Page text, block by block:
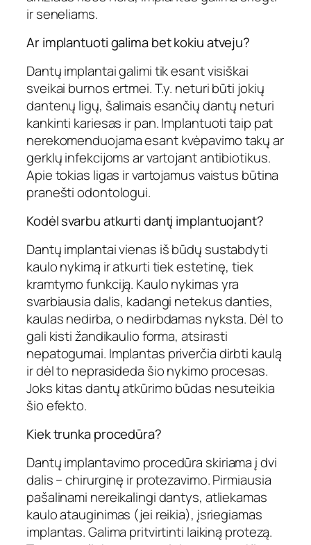
ir seneliams.
Ar implantuoti galima bet kokiu atveju?
Dantų implantai galimi tik esant visiškai
sveikai burnos ertmei. T.y. neturi būti jokių
dantenų ligų, šalimais esančių dantų neturi
kankinti kariesas ir pan. Implantuoti taip pat
nerekomenduojama esant kvėpavimo takų ar
gerklų infekcijoms ar vartojant antibiotikus.
Apie tokias ligas ir vartojamus vaistus būtina
pranešti odontologui.
Kodėl svarbu atkurti dantį implantuojant?
Dantų implantai vienas iš būdų sustabdyti
kaulo nykimą ir atkurti tiek estetinę, tiek
kramtymo funkciją. Kaulo nykimas yra
svarbiausia dalis, kadangi netekus danties,
kaulas nedirba, o nedirbdamas nyksta. Dėl to
gali kisti žandikaulio forma, atsirasti
nepatogumai. Implantas priverčia dirbti kaulą
ir dėl to neprasideda šio nykimo procesas.
Joks kitas dantų atkūrimo būdas nesuteikia
šio efekto.
Kiek trunka procedūra?
Dantų implantavimo procedūra skiriama į dvi
dalis – chirurginę ir protezavimo. Pirmiausia
pašalinami nereikalingi dantys, atliekamas
kaulo atauginimas (jei reikia), įsriegiamas
implantas. Galima pritvirtinti laikiną protezą.